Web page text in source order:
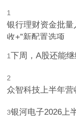
1
银行理财资金批量
收+”新配置选项
1 下周，A股还能继
2
众智科技上半年
3银河电子2026上